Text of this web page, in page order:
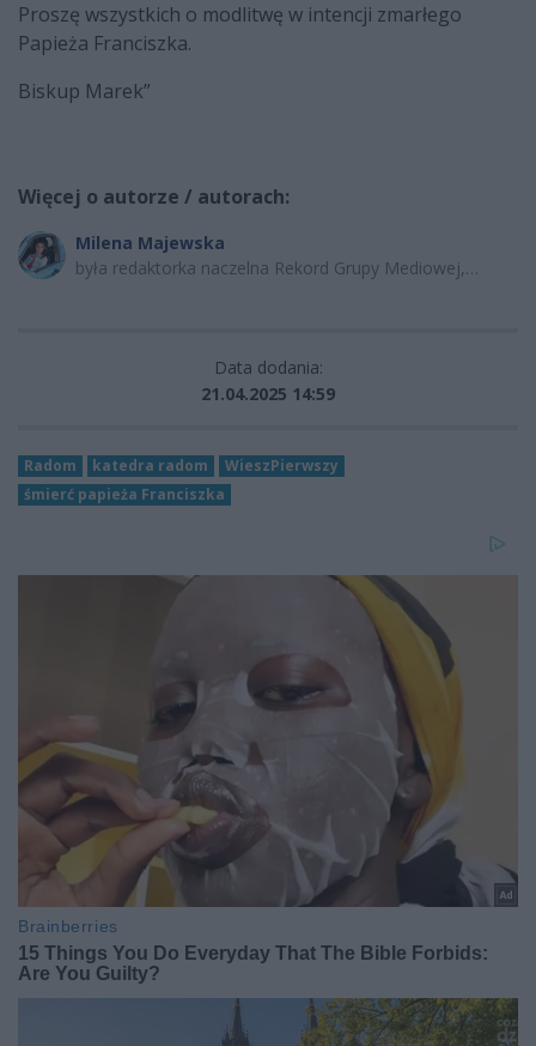
Proszę wszystkich o modlitwę w intencji zmarłego
Papieża Franciszka.
Biskup Marek”
Więcej o autorze / autorach:
Milena Majewska
była redaktorka naczelna Rekord Grupy Mediowej,
Data dodania:
21.04.2025 14:59
Radom katedra radom
WieszPierwszy
śmierć papieża Franciszka